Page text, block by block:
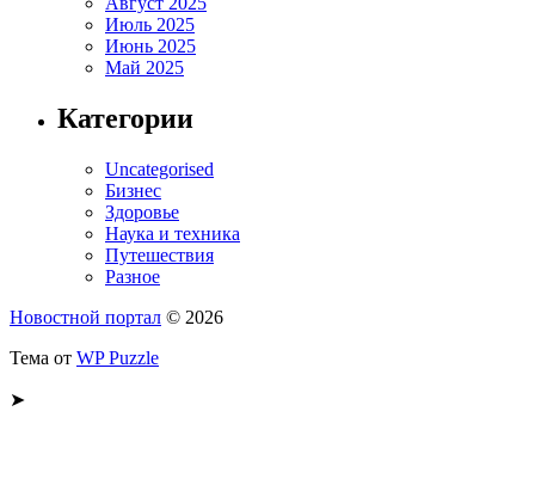
Июль 2025
Июнь 2025
Май 2025
Категории
Uncategorised
Бизнес
Здоровье
Наука и техника
Путешествия
Разное
Новостной портал © 2026
Тема от WP Puzzle
➤